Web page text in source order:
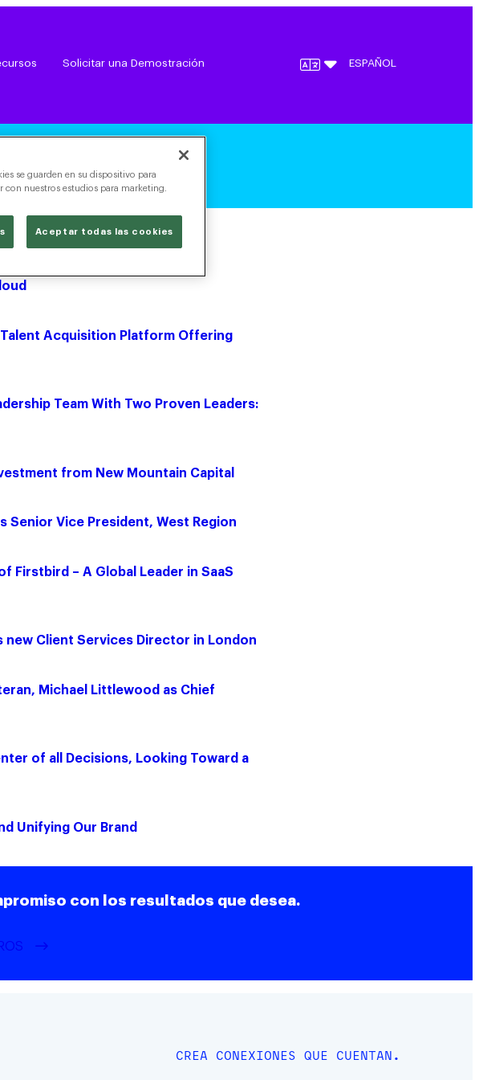
Solicitar una Demostración ESPAÑOL
Acquisition Platform Offering
Team With Two Proven Leaders:
from New Mountain Capital
Senior Vice President, West Region
Firstbird – A Global Leader in SaaS
new Client Services Director in London
Michael Littlewood as Chief
of all Decisions, Looking Toward a
Unifying Our Brand
con los resultados que desea.
CREA CONEXIONES QUE CUENTAN.
se guarden en su dispositivo para
nuestros estudios para marketing.
Aceptar todas las cookies